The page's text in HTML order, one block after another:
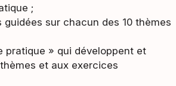
;
guidées sur chacun des 10 thèmes
pratique » qui développent et
et aux exercices